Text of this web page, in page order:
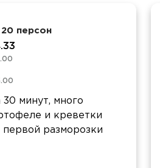
персон
минут, много
и креветки
разморозки